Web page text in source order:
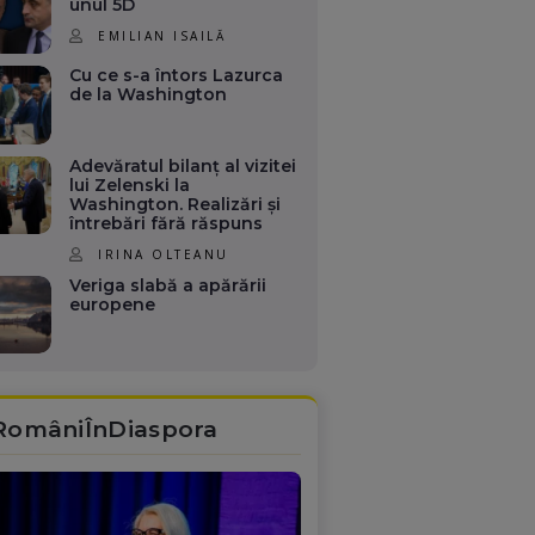
EMILIAN ISAILĂ
Cu ce s-a întors Lazurca
de la Washington
Adevăratul bilanț al vizitei
lui Zelenski la
Washington. Realizări și
întrebări fără răspuns
IRINA OLTEANU
Veriga slabă a apărării
europene